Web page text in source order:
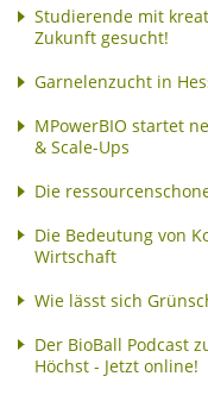
Studierende mit
Zukunft gesucht!
Garnelenzucht in
MPowerBIO startet
& Scale-Ups
Die
Die Bedeutung von
Wirtschaft
Wie lässt sich
Der BioBall Podcast
Höchst - Jetzt online!